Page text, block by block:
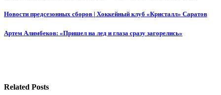
Навигация
по
Новости предсезонных сборов | Хоккейный клуб «Кристалл» Саратов
Артем Алимбеков: «Пришел на лед и глаза сразу загорелись»
Related Posts